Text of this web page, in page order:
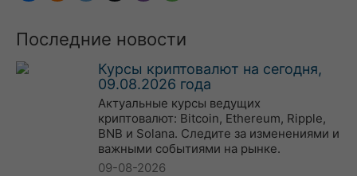
Последние новости
Курсы криптовалют на сегодня,
09.08.2026 года
Актуальные курсы ведущих
криптовалют: Bitcoin, Ethereum, Ripple,
BNB и Solana. Следите за изменениями и
важными событиями на рынке.
09-08-2026